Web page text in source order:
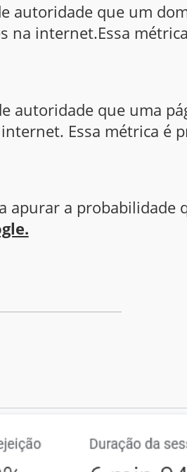
autoridade que um
internet.Essa
autoridade que uma
Essa métrica é
apurar a probabilidade